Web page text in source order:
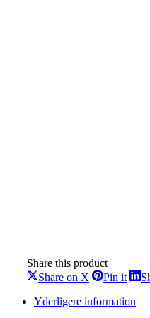
Share this product
Share on X Share
X
Pin it
Yderligere information